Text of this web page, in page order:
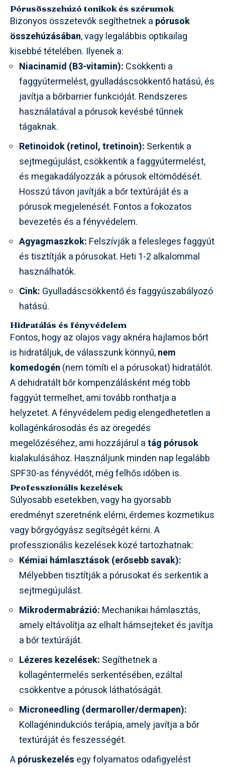
Pórusösszehúzó tonikok és szérumok
Bizonyos összetevők segíthetnek a pórusok
összehúzásában, vagy legalábbis optikailag
kisebbé tételében. Ilyenek a:
Niacinamid (B3-vitamin): Csökkenti a
faggyútermelést, gyulladáscsökkentő hatású, és
javítja a bőrbarrier funkcióját. Rendszeres
használatával a pórusok kevésbé tűnnek
tágaknak.
Retinoidok (retinol, tretinoin): Serkentik a
sejtmegújulást, csökkentik a faggyútermelést,
és megakadályozzák a pórusok eltömődését.
Hosszú távon javítják a bőr textúráját és a
pórusok megjelenését. Fontos a fokozatos
bevezetés és a fényvédelem.
Agyagmaszkok: Felszívják a felesleges faggyút
és tisztítják a pórusokat. Heti 1-2 alkalommal
használhatók.
Cink: Gyulladáscsökkentő és faggyúszabályozó
hatású.
Hidratálás és fényvédelem
Fontos, hogy az olajos vagy aknéra hajlamos bőrt
is hidratáljuk, de válasszunk könnyű,nem
komedogén (nem tömíti el a pórusokat) hidratálót.
A dehidratált bőr kompenzálásként még több
faggyút termelhet, ami tovább ronthatja a
helyzetet. A fényvédelem pedig elengedhetetlen a
kollagénkárosodás és az öregedés
megelőzéséhez, ami hozzájárul atág pórusok
kialakulásához. Használjunk minden nap legalább
SPF30-as fényvédőt, még felhős időben is.
Professzionális kezelések
Súlyosabb esetekben, vagy ha gyorsabb
eredményt szeretnénk elérni, érdemes kozmetikus
vagy bőrgyógyász segítségét kérni. A
professzionális kezelések közé tartozhatnak:
Kémiai hámlasztások (erősebb savak):
Mélyebben tisztítják a pórusokat és serkentik a
sejtmegújulást.
Mikrodermabrázió: Mechanikai hámlasztás,
amely eltávolítja az elhalt hámsejteket és javítja
a bőr textúráját.
Lézeres kezelések: Segíthetnek a
kollagéntermelés serkentésében, ezáltal
csökkentve a pórusok láthatóságát.
Microneedling (dermaroller/dermapen):
Kollagénindukciós terápia, amely javítja a bőr
textúráját és feszességét.
Apóruskezelés egy folyamatos odafigyelést